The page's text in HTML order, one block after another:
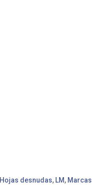
Hojas desnudas, LM, Marcas